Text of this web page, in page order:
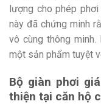
lượng cho phép
này đã chứng minh
vô cùng thông
một sản phẩm tuyệt
Bộ giàn phơi
thiện tại căn hộ